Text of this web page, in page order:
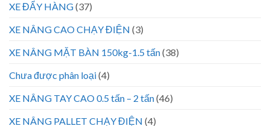
XE ĐẨY HÀNG(37)
XE NÂNG CAO CHẠY ĐIỆN (3)
XE NÂNG MẶT BÀN 150kg-1.5 tấn(38)
Chưa được phân loại(4)
XE NÂNG TAY CAO 0.5 tấn – 2 tấn(46)
XE NÂNG PALLET CHẠY ĐIỆN (4)